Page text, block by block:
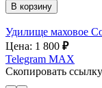
В корзину
Удилище маховое
Цена: 1 800 ₽
Telegram MAX
Скопировать ссылку